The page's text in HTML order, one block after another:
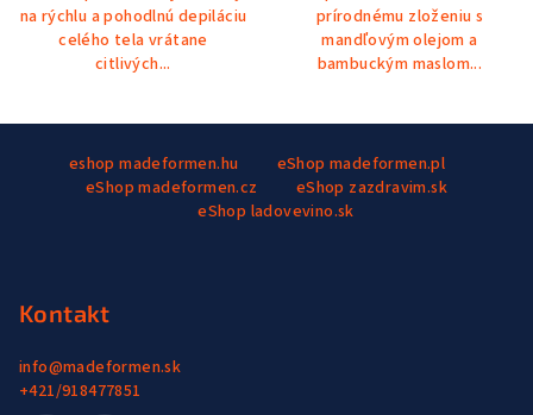
na rýchlu a pohodlnú depiláciu
celého tela vrátane
citlivých...
prírodnému zloženiu s
mandľovým olejom a
bambuckým maslom...
eshop madeformen.hu
eShop madeformen.pl
eShop madeformen.cz
eShop zazdravim.sk
eShop ladovevino.sk
Kontakt
info@madeformen.sk
+421/918477851